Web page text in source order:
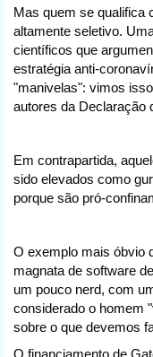
Mas quem se qualifica
altamente seletivo.
científicos que
estratégia anti-
"manivelas": vimos
autores da Declaração
Em contrapartida,
sido elevados como
porque são pró-
O exemplo mais óbvio
magnata de software
um pouco nerd, com
considerado o homem
sobre o que devemos
O financiamento de